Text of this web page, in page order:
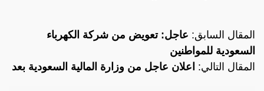
المقال السابق: عاجل: تعويض من شركة الكهرباء
السعودية للمواطنين
المقال التالي: اعلان عاجل من وزارة المالية السعودية بعد